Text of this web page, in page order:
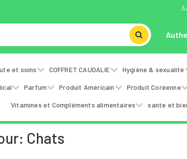
et soins COFFRET CAUDALIE Hygiène & sexualité
Parfum Produit Américain Produit Coréenne
Vitamines et Compléments alimentaires sante et
Chats